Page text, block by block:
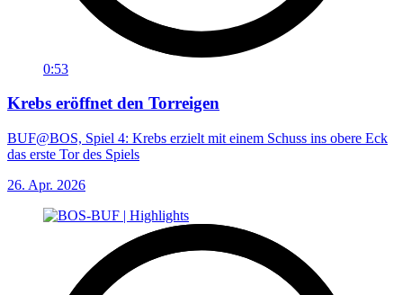
0:53
Krebs eröffnet den Torreigen
BUF@BOS, Spiel 4: Krebs erzielt mit einem Schuss ins obere Eck
das erste Tor des Spiels
26. Apr. 2026